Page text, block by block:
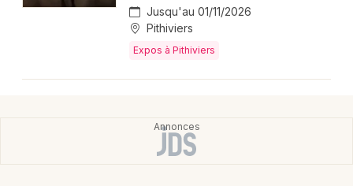
Jusqu'au 01/11/2026
Pithiviers
Expos à Pithiviers